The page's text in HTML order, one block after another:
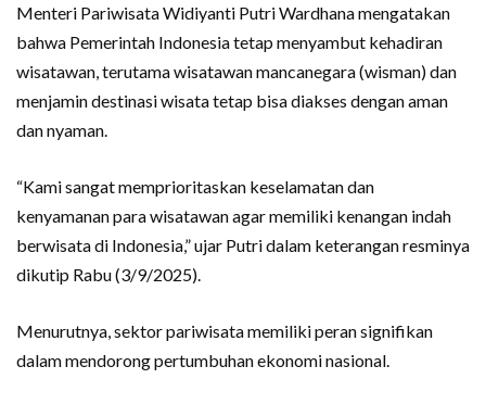
Menteri Pariwisata Widiyanti Putri Wardhana mengatakan
bahwa Pemerintah Indonesia tetap menyambut kehadiran
wisatawan, terutama wisatawan mancanegara (wisman) dan
menjamin destinasi wisata tetap bisa diakses dengan aman
dan nyaman.
“Kami sangat memprioritaskan keselamatan dan
kenyamanan para wisatawan agar memiliki kenangan indah
berwisata di Indonesia,” ujar Putri dalam keterangan resminya
dikutip Rabu (3/9/2025).
Menurutnya, sektor pariwisata memiliki peran signifikan
dalam mendorong pertumbuhan ekonomi nasional.